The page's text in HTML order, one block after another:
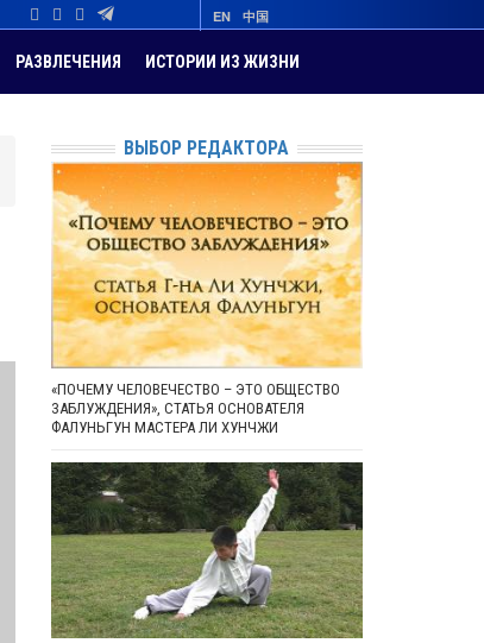
EN 中国
РАЗВЛЕЧЕНИЯ ИСТОРИИ ИЗ ЖИЗНИ
ВЫБОР РЕДАКТОРА
«ПОЧЕМУ ЧЕЛОВЕЧЕСТВО – ЭТО ОБЩЕСТВО
ЗАБЛУЖДЕНИЯ», СТАТЬЯ ОСНОВАТЕЛЯ
ФАЛУНЬГУН МАСТЕРА ЛИ ХУНЧЖИ